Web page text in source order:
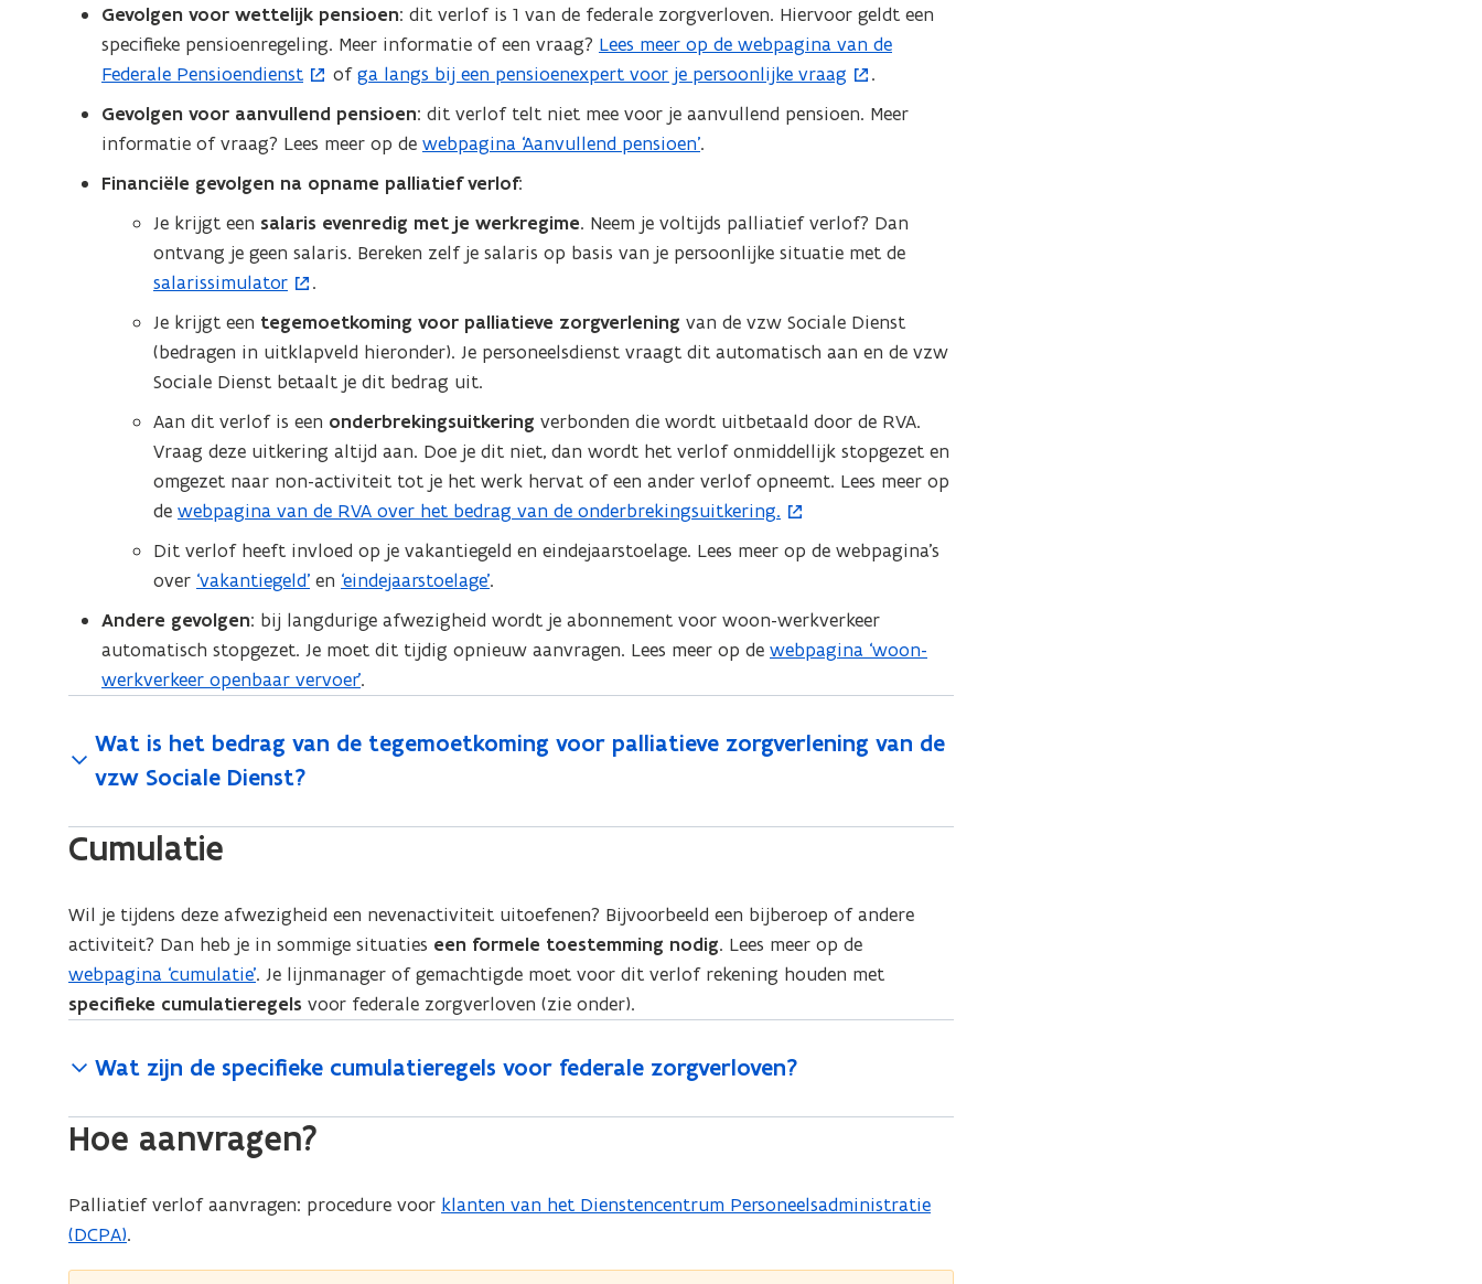
n
t
i
n
n
e
Gevolgen voor wettelijk pensioen: dit verlof is 1 van de federale zorgverloven. Hiervoor geldt een
specifieke pensioenregeling. Meer informatie of een vraag? Lees meer op de webpagina van de
Federale Pensioendienst
(
o
p
e
i
n
i
e
v
e
n
s
t
r
)
ofga langs bij een pensioenexpert voor je persoonlijke vraag
(
o
p
n
t
i
n
i
e
w
v
e
n
s
t
e
r
)
.
Gevolgen voor aanvullend pensioen: dit verlof telt niet mee voor je aanvullend pensioen. Meer
informatie of vraag? Lees meer op dewebpagina ‘Aanvullend pensioen’.
Financiële gevolgen na opname palliatief verlof:
Je krijgt een salaris evenredig met je werkregime. Neem je voltijds palliatief verlof? Dan
ontvang je geen salaris. Bereken zelf je salaris op basis van je persoonlijke situatie met de
salarissimulator
(
o
p
e
t
i
n
n
i
e
u
w
v
e
t
r
.
Je krijgt een tegemoetkoming voor palliatieve zorgverlening van de vzw Sociale Dienst
(bedragen in uitklapveld hieronder). Je personeelsdienst vraagt dit automatisch aan en de vzw
Sociale Dienst betaalt je dit bedrag uit.
Aan dit verlof is een onderbrekingsuitkering verbonden die wordt uitbetaald door de RVA.
Vraag deze uitkering altijd aan. Doe je dit niet, dan wordt het verlof onmiddellijk stopgezet en
omgezet naar non-activiteit tot je het werk hervat of een ander verlof opneemt. Lees meer op
dewebpagina van de RVA over het bedrag van de onderbrekingsuitkering.
(
o
p
n
t
i
n
i
u
e
n
s
t
r
Dit verlof heeft invloed op je vakantiegeld en eindejaarstoelage. Lees meer op de webpagina’s
over ‘vakantiegeld’ en ‘eindejaarstoelage’.
Andere gevolgen: bij langdurige afwezigheid wordt je abonnement voor woon-werkverkeer
automatisch stopgezet. Je moet dit tijdig opnieuw aanvragen. Lees meer op dewebpagina ‘woon-
werkverkeer openbaar vervoer’.
Wat is het bedrag van de tegemoetkoming voor palliatieve zorgverlening van de
vzw Sociale Dienst?
Cumulatie
Wil je tijdens deze afwezigheid een nevenactiviteit uitoefenen? Bijvoorbeeld een bijberoep of andere
activiteit? Dan heb je in sommige situaties een formele toestemming nodig. Lees meer op de
webpagina ‘cumulatie’. Je lijnmanager of gemachtigde moet voor dit verlof rekening houden met
specifieke cumulatieregels voor federale zorgverloven (zie onder).
Wat zijn de specifieke cumulatieregels voor federale zorgverloven?
Hoe aanvragen?
Palliatief verlof aanvragen: procedure voor klanten van het Dienstencentrum Personeelsadministratie
(DCPA).